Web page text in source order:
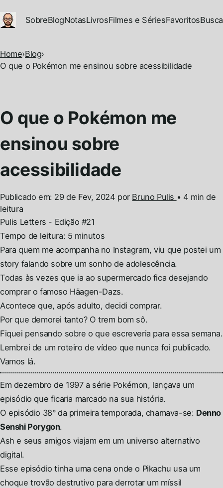
Ir para conteúdo principal
SobreBlogNotasLivrosFilmes e SériesFavoritosBusca
Home›Blog›
O que o Pokémon me ensinou sobre acessibilidade
O que o Pokémon me
ensinou sobre
acessibilidade
Publicado em: 29 de Fev, 2024 por Bruno Pulis • 4 min de
leitura
Permalink
Pulis Letters - Edição #21
Tempo de leitura: 5 minutos
Para quem me acompanha no Instagram, viu que postei um
story falando sobre um sonho de adolescência.
Todas às vezes que ia ao supermercado fica desejando
comprar o famoso Häagen-Dazs.
Acontece que, após adulto, decidi comprar.
Por que demorei tanto? O trem bom sô.
Fiquei pensando sobre o que escreveria para essa semana.
Lembrei de um roteiro de vídeo que nunca foi publicado.
Vamos lá.
Em dezembro de 1997 a série Pokémon, lançava um
episódio que ficaria marcado na sua história.
O episódio 38° da primeira temporada, chamava-se: Denno
Senshi Porygon.
Ash e seus amigos viajam em um universo alternativo
digital.
Esse episódio tinha uma cena onde o Pikachu usa um
choque trovão destrutivo para derrotar um míssil